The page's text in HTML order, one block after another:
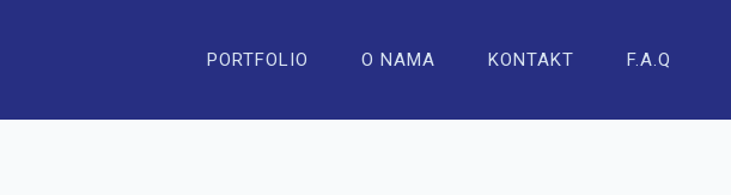
PORTFOLIO O NAMA KONTAKT F.A.Q